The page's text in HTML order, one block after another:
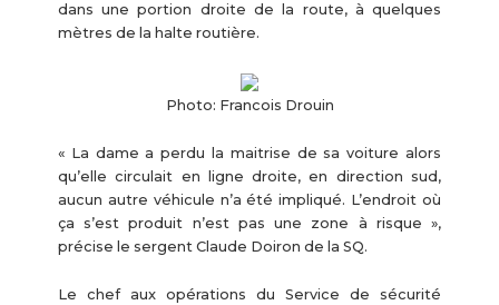
dans une portion droite de la route, à quelques
mètres de la halte routière.
Photo: Francois Drouin
« La dame a perdu la maitrise de sa voiture alors
qu’elle circulait en ligne droite, en direction sud,
aucun autre véhicule n’a été impliqué. L’endroit où
ça s’est produit n’est pas une zone à risque »,
précise le sergent Claude Doiron de la SQ.
Le chef aux opérations du Service de sécurité